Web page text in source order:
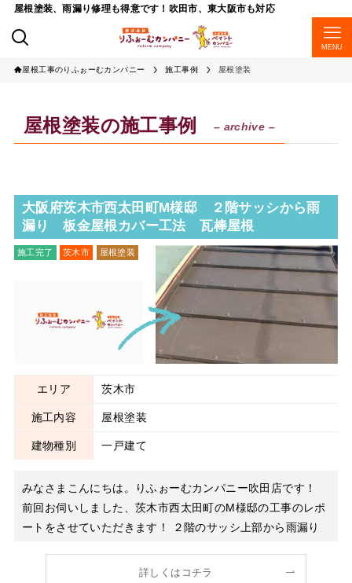
屋根塗装、雨漏り修理も得意です！吹田市、東大阪市も対応
MENU
屋根工事のりふぉーむカンパニー 施工事例 屋根塗装
屋根塗装の施工事例 – archive –
大阪府茨木市西太田町M様邸 ２階サッシから雨
漏り 板金屋根カバー工法 瓦棒屋根
施工完了 茨木市 屋根塗装
エリア 茨木市
施工内容 屋根塗装
建物種別 一戸建て
みなさまこんにちは。りふぉーむカンパニー吹田店です！
前回お伺いしました、茨木市西太田町のM様邸の工事のレポ
ートをさせていただきます！ ２階のサッシ上部から雨漏り
板金屋根（瓦棒屋根）が腐食し、大きな穴が空いていまし
詳しくはコチラ